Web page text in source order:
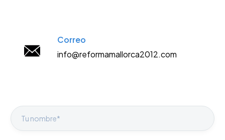
Correo
info@reformamallorca2012.com